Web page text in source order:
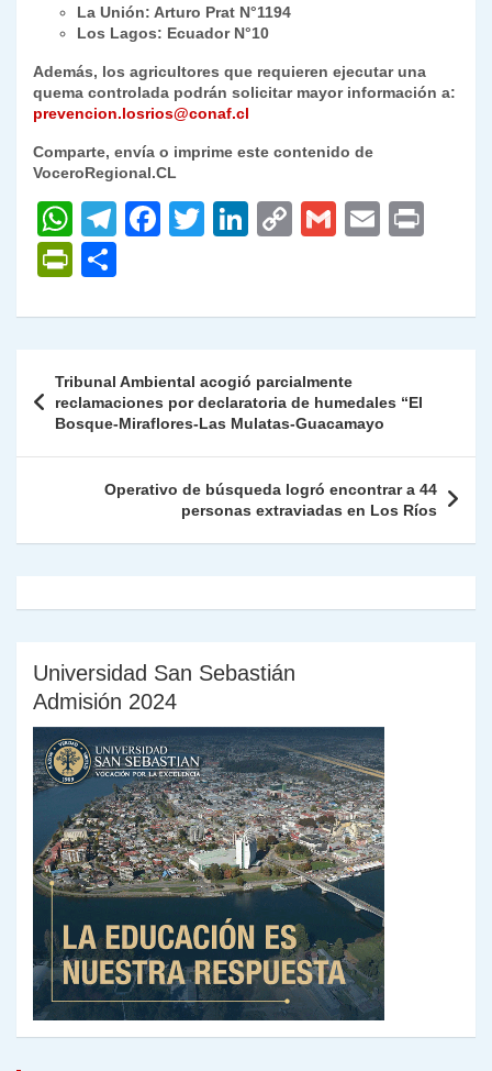
La Unión: Arturo Prat N°1194
Los Lagos: Ecuador N°10
Además, los agricultores que requieren ejecutar una
quema controlada podrán solicitar mayor información a:
prevencion.losrios@conaf.cl
Comparte, envía o imprime este contenido de
VoceroRegional.CL
W
h
at
s
p
p
T
gr
m
F
e
o
o
k
T
er
Li
e
n
C
y
n
k
G
l
E
l
P
nt
Fr
ie
n
dl
m
p
ar
tir
de
entradas
Tribunal Ambiental acogió parcialmente
reclamaciones por declaratoria de humedales “El
Bosque-Miraflores-Las Mulatas-Guacamayo
Operativo de búsqueda logró encontrar a 44
personas extraviadas en Los Ríos
Universidad San Sebastián
Admisión 2024